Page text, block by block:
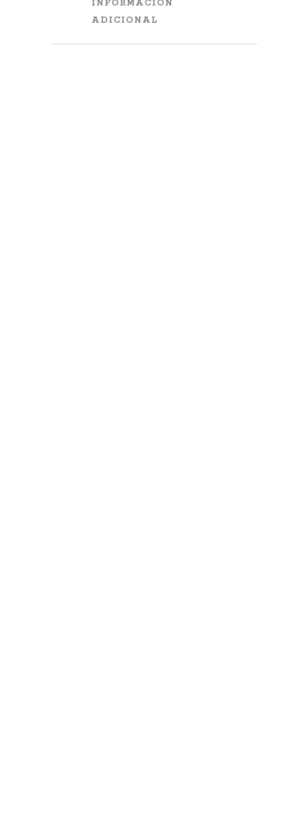
INFORMACIÓN
ADICIONAL